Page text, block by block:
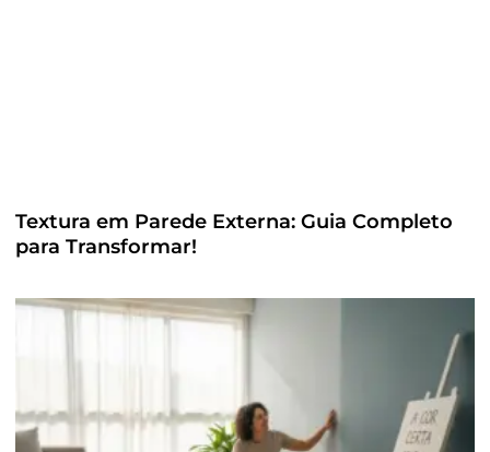
Textura em Parede Externa: Guia Completo
para Transformar!